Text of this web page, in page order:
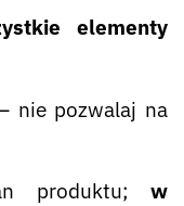
elementy
nie pozwalaj na
produktu; w